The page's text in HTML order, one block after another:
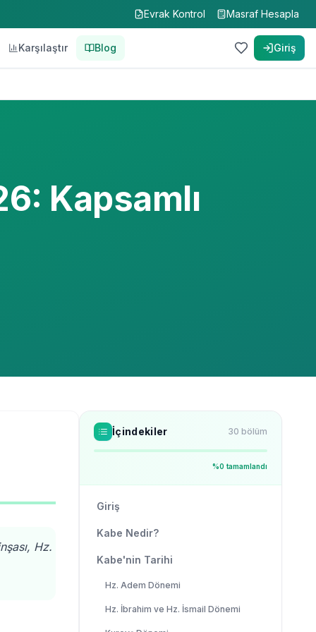
Evrak Kontrol Masraf Hesapla
Karşılaştır Blog Giriş
Kapsamlı
Hz.
İçindekiler 30 bölüm
%0 tamamlandı
Giriş
Kabe Nedir?
Kabe'nin Tarihi
Hz. Adem Dönemi
Hz. İbrahim ve Hz. İsmail Dönemi